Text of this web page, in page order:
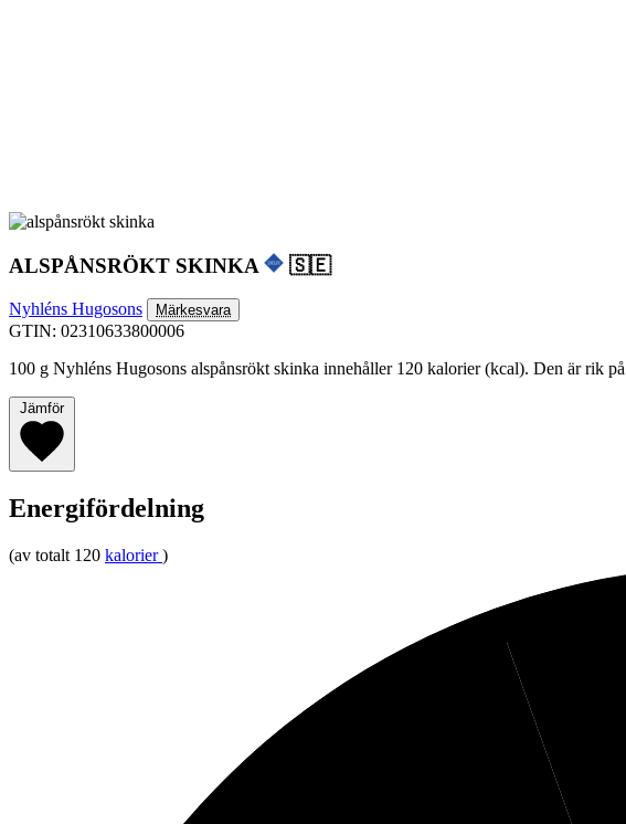
ALSPÅNSRÖKT SKINKA 🇸🇪
Nyhléns Hugosons Märkesvara
GTIN: 02310633800006
100 g Nyhléns Hugosons alspånsrökt skinka innehåller 120 kalorier (kcal). Den är rik på
Jämför
Energifördelning
(av totalt 120 kalorier )